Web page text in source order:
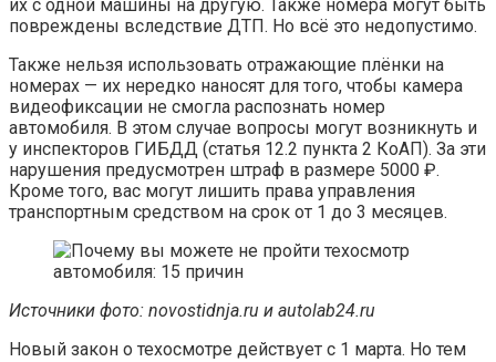
их с одной машины на другую. Также номера могут быть
повреждены вследствие ДТП. Но всё это недопустимо.
Также нельзя использовать отражающие плёнки на
номерах — их нередко наносят для того, чтобы камера
видеофиксации не смогла распознать номер
автомобиля. В этом случае вопросы могут возникнуть и
у инспекторов ГИБДД (статья 12.2 пункта 2 КоАП). За эти
нарушения предусмотрен штраф в размере 5000 ₽.
Кроме того, вас могут лишить права управления
транспортным средством на срок от 1 до 3 месяцев.
Источники фото: novostidnja.ru и autolab24.ru
Новый закон о техосмотре действует с 1 марта. Но тем